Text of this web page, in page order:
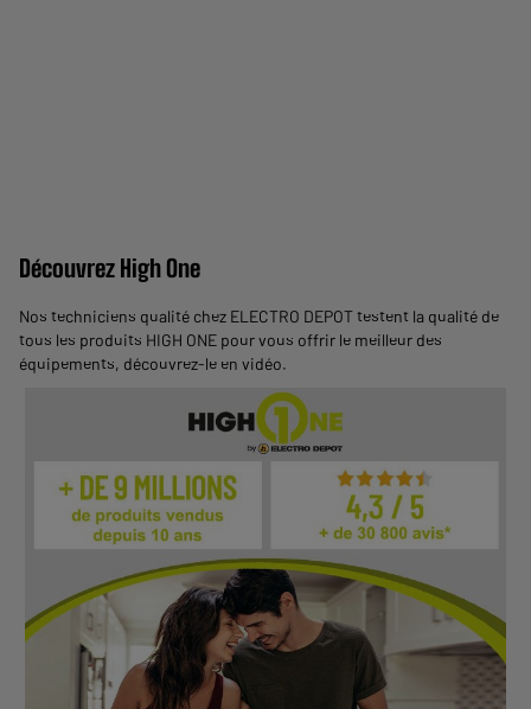
Découvrez High One
Nos techniciens qualité chez ELECTRO DEPOT testent la qualité de
tous les produits HIGH ONE pour vous offrir le meilleur des
équipements, découvrez-le en vidéo.